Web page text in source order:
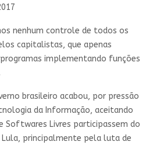
nenhum controle de todos os
capitalistas, que apenas
implementando funções
brasileiro acabou, por pressão
da Informação, aceitando
Softwares Livres participassem do
principalmente pela luta de